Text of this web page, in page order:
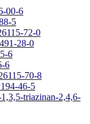
00-6
5
72-0
28-0
6
6
70-8
46-5
triazinan-2,4,6-